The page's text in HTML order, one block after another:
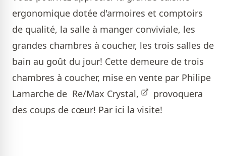
ergonomique dotée d'armoires et comptoirs
de qualité , la salle à manger conviviale, les
grandes chambres à coucher, les trois salles de
bain au goût du jour! Cette demeure de trois
chambres à coucher, mise en vente par Philipe
Lamarche de Re/Max Crystal,
provoquera
des coups de cœur! Par ici la visite!